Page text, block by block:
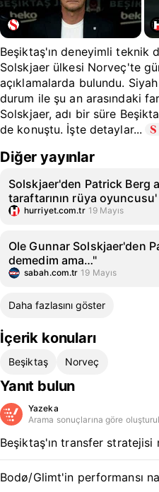
Beşiktaş'ın deneyimli teknik
Solskjaer ülkesi Norveç'te
açıklamalarda bulundu.
durum ile şu an arasındaki
Solskjaer, adı bir süre
de konuştu. İşte detaylar...
Diğer yayınlar
Solskjaer'den Patrick Berg
taraftarının rüya oyuncusu'
hurriyet.com.tr 19 Mayıs
Ole Gunnar Solskjaer'den
demedim ama…"
sabah.com.tr 19 Mayıs
Daha fazlasını göster
İçerik konuları
Beşiktaş Norveç
Yanıt bulun
Yazeka
Arama sonuçlarına göre
Beşiktaş'ın transfer stratejisi
Bodø/Glimt'in performansı